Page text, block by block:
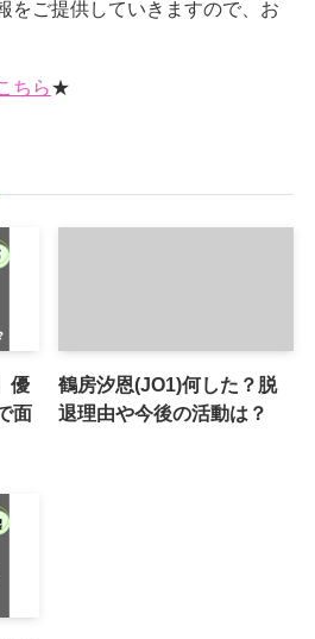
をご提供していきますので、お
ちら★
優
面
鶴房汐恩(JO1)何した？脱
退理由や今後の活動は？